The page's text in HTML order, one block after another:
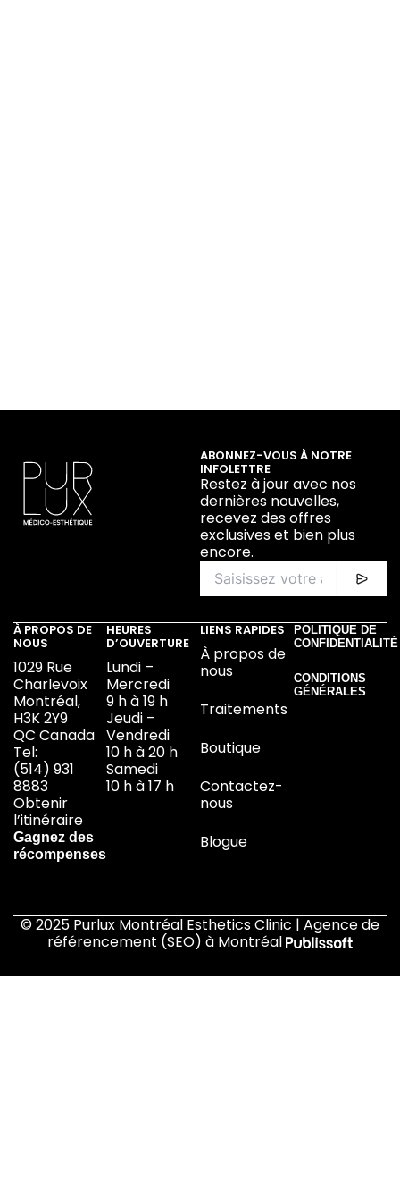
ABONNEZ-VOUS À NOTRE
INFOLETTRE
Restez à jour avec nos
dernières nouvelles,
recevez des offres
exclusives et bien plus
encore.
À PROPOS DE
NOUS
1029 Rue
Charlevoix
Montréal,
H3K 2Y9
QC Canada
Tel:
(514) 931
8883
Obtenir
l’itinéraire
Gagnez des
récompenses
HEURES
D’OUVERTURE
Lundi –
Mercredi
9 h à 19 h
Jeudi –
Vendredi
10 h à 20 h
Samedi
10 h à 17 h
LIENS RAPIDES
À propos de
nous
Traitements
Boutique
Contactez-
nous
Blogue
POLITIQUE DE
CONFIDENTIALITÉ
CONDITIONS
GÉNÉRALES
© 2025 Purlux Montréal Esthetics Clinic | Agence de
référencement (SEO) à Montréal